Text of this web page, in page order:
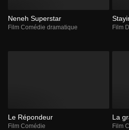
Neneh Superstar
Film Comédie dramatique Film
Le Répondeur
Film Comédie
La
Film